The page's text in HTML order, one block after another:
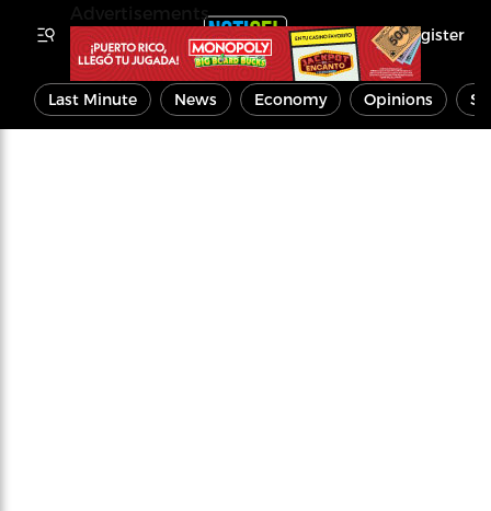
Register
Last Minute News Economy Opinions
Advertisements